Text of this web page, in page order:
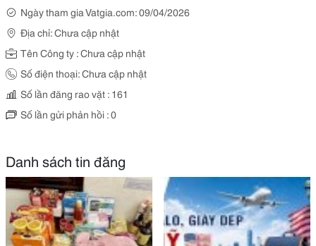
Ngày tham gia Vatgia.com: 09/04/2026
Địa chỉ: Chưa cập nhật
Tên Công ty : Chưa cập nhật
Số điện thoại: Chưa cập nhật
Số lần đăng rao vặt : 161
Số lần gửi phản hồi : 0
Danh sách tin đăng